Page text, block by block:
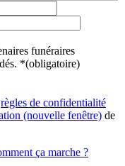
funéraires
*(obligatoire)
règles de confidentialité
(nouvelle fenêtre) de
ça marche ?